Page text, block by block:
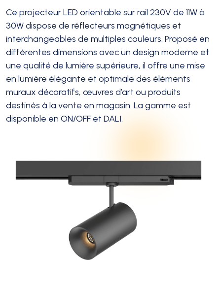
Ce projecteur LED orientable sur rail 230V de 11W à
30W dispose de réflecteurs magnétiques et
interchangeables de multiples couleurs. Proposé en
différentes dimensions avec un design moderne et
une qualité de lumière supérieure, il offre une mise
en lumière élégante et optimale des éléments
muraux décoratifs, œuvres d’art ou produits
destinés à la vente en magasin. La gamme est
disponible en ON/OFF et DALI.